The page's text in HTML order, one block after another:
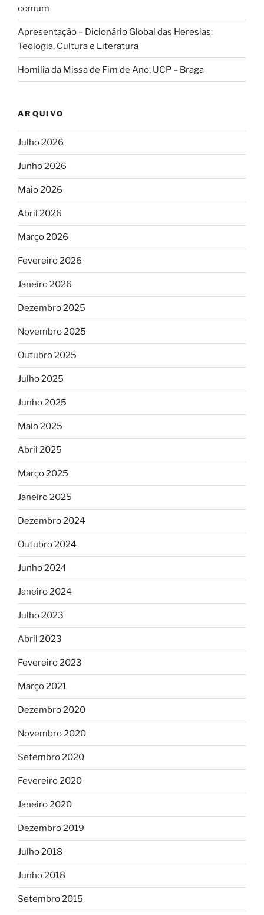
comum
Apresentação – Dicionário Global das Heresias:
Teologia, Cultura e Literatura
Homilia da Missa de Fim de Ano: UCP – Braga
ARQUIVO
Julho 2026
Junho 2026
Maio 2026
Abril 2026
Março 2026
Fevereiro 2026
Janeiro 2026
Dezembro 2025
Novembro 2025
Outubro 2025
Julho 2025
Junho 2025
Maio 2025
Abril 2025
Março 2025
Janeiro 2025
Dezembro 2024
Outubro 2024
Junho 2024
Janeiro 2024
Julho 2023
Abril 2023
Fevereiro 2023
Março 2021
Dezembro 2020
Novembro 2020
Setembro 2020
Fevereiro 2020
Janeiro 2020
Dezembro 2019
Julho 2018
Junho 2018
Setembro 2015